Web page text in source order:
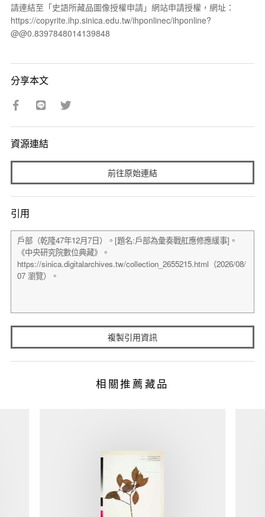
請連結至「史語所藏品圖像授權申請」網站申請授權，網址：
https://copyrite.ihp.sinica.edu.tw/ihponlinec/ihponline?
@@0.8397848014139848
分享本文
資源連結
前往原始連結
引用
複製引用資訊
相關推薦藏品